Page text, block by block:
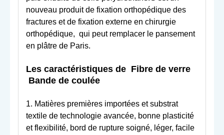
nouveau produit de fixation orthopédique des
fractures et de fixation externe en chirurgie
orthopédique, qui peut remplacer le pansement
en plâtre de Paris.
Les caractéristiques de Fibre de verre
Bande de coulée
1. Matières premières importées et substrat
textile de technologie avancée, bonne plasticité
et flexibilité, bord de rupture soigné, léger, facile